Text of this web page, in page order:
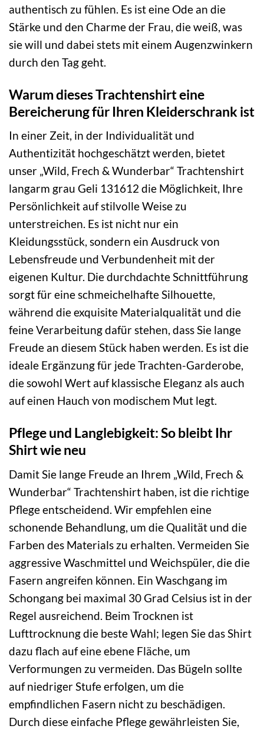
authentisch zu fühlen. Es ist eine Ode an die
Stärke und den Charme der Frau, die weiß, was
sie will und dabei stets mit einem Augenzwinkern
durch den Tag geht.
Warum dieses Trachtenshirt eine
Bereicherung für Ihren Kleiderschrank ist
In einer Zeit, in der Individualität und
Authentizität hochgeschätzt werden, bietet
unser „Wild, Frech & Wunderbar“ Trachtenshirt
langarm grau Geli 131612 die Möglichkeit, Ihre
Persönlichkeit auf stilvolle Weise zu
unterstreichen. Es ist nicht nur ein
Kleidungsstück, sondern ein Ausdruck von
Lebensfreude und Verbundenheit mit der
eigenen Kultur. Die durchdachte Schnittführung
sorgt für eine schmeichelhafte Silhouette,
während die exquisite Materialqualität und die
feine Verarbeitung dafür stehen, dass Sie lange
Freude an diesem Stück haben werden. Es ist die
ideale Ergänzung für jede Trachten-Garderobe,
die sowohl Wert auf klassische Eleganz als auch
auf einen Hauch von modischem Mut legt.
Pflege und Langlebigkeit: So bleibt Ihr
Shirt wie neu
Damit Sie lange Freude an Ihrem „Wild, Frech &
Wunderbar“ Trachtenshirt haben, ist die richtige
Pflege entscheidend. Wir empfehlen eine
schonende Behandlung, um die Qualität und die
Farben des Materials zu erhalten. Vermeiden Sie
aggressive Waschmittel und Weichspüler, die die
Fasern angreifen können. Ein Waschgang im
Schongang bei maximal 30 Grad Celsius ist in der
Regel ausreichend. Beim Trocknen ist
Lufttrocknung die beste Wahl; legen Sie das Shirt
dazu flach auf eine ebene Fläche, um
Verformungen zu vermeiden. Das Bügeln sollte
auf niedriger Stufe erfolgen, um die
empfindlichen Fasern nicht zu beschädigen.
Durch diese einfache Pflege gewährleisten Sie,